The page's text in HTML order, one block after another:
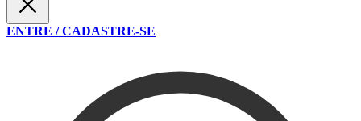
ENTRE / CADASTRE-SE